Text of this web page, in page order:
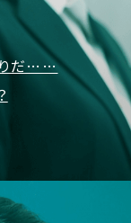
りだ……